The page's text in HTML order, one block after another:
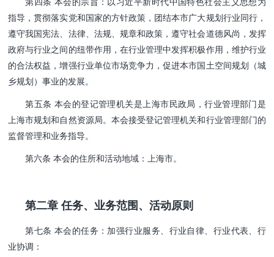
第四条 本会的宗旨：以习近平新时代中国特色社会主义思想为
指导，贯彻落实党和国家的方针政策，团结本市广大规划行业同行，
遵守我国宪法、法律、法规、规章和政策，遵守社会道德风尚，发挥
政府与行业之间的纽带作用，在行业管理中发挥积极作用，维护行业
的合法权益，增强行业单位市场竞争力，促进本市国土空间规划（城
乡规划）事业的发展。
第五条 本会的登记管理机关是上海市民政局，行业管理部门是
上海市规划和自然资源局。本会接受登记管理机关和行业管理部门的
监督管理和业务指导。
第六条 本会的住所和活动地域：上海市。
第二章 任务、业务范围、活动原则
第七条 本会的任务：加强行业服务、行业自律、行业代表、行
业协调：